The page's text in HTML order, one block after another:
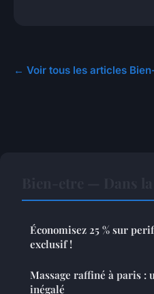
← Voir tous les articles
Économisez 25 % sur
exclusif !
Massage raffiné à paris :
inégalé